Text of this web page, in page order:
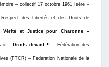
– collectif 17 octobre 1961 Isère –
des Libertés et des Droits de
Vérité et Justice pour Charonne –
» – Droits devant !! – Fédération des
(FTCR) – Fédération Nationale de la